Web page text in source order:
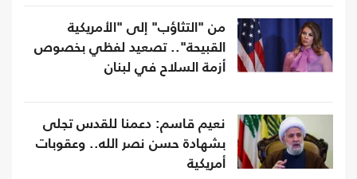
من "التثاؤب" إلى "الأمريكية
القبيحة".. تصعيد لفظي بخصوص
أزمة السلاح في لبنان
نعيم قاسم: دعمنا للقدس تجلى
بشهادة حسن نصر الله.. وعقوبات
أمريكية